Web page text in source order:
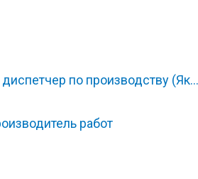
по производству (Як…
работ